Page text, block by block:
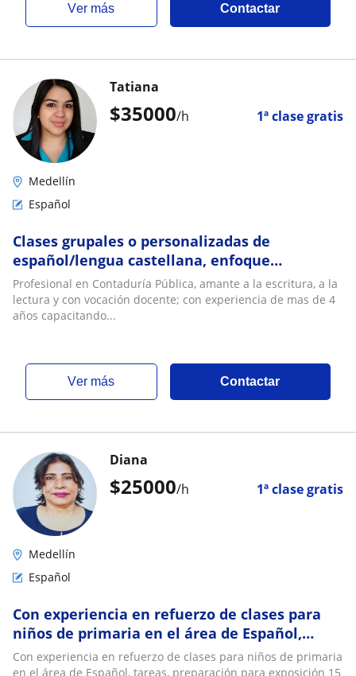
ver más Contactar
$35000/h 1ª clase gratis
Tatiana
Medellín
Español
Clases grupales o personalizadas de
español/lengua castellana, enfoque
especializado en caligrafía, redacción y
ortografía
Profesional en Contaduría Pública, amante a la escritura, a la
lectura y con vocación docente; con experiencia de mas de 4
años capacitando...
ver más Contactar
$25000/h 1ª clase gratis
Diana
Medellín
Español
Con experiencia en refuerzo de clases para
niños de primaria en el área de Español,
tareas, preparación para exposición 15 años
Con experiencia en refuerzo de clases para niños de primaria
en el área de Español, tareas, preparación para exposición 15